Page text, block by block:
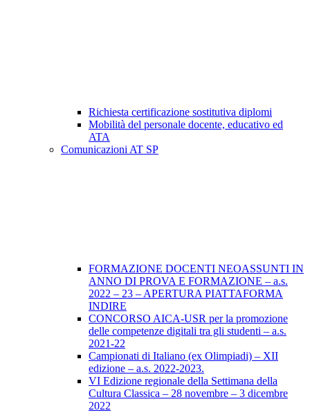
Richiesta certificazione sostitutiva diplomi
Mobilità del personale docente, educativo ed
ATA
Comunicazioni AT SP
FORMAZIONE DOCENTI NEOASSUNTI IN
ANNO DI PROVA E FORMAZIONE – a.s.
2022 – 23 – APERTURA PIATTAFORMA
INDIRE
CONCORSO AICA-USR per la promozione
delle competenze digitali tra gli studenti – a.s.
2021-22
Campionati di Italiano (ex Olimpiadi) – XII
edizione – a.s. 2022-2023.
VI Edizione regionale della Settimana della
Cultura Classica – 28 novembre – 3 dicembre
2022